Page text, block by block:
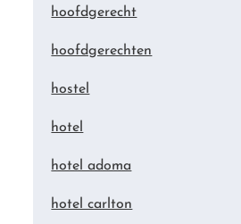
hoofdgerecht
hoofdgerechten
hostel
hotel
hotel adoma
hotel carlton